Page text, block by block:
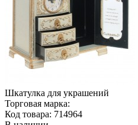
Шкатулка для украшений
Торговая марка:
Код товара: 714964